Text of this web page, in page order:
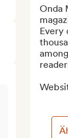
Onda
Every